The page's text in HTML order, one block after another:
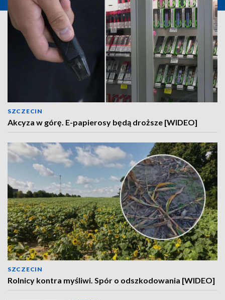
SZCZECIN
Akcyza w górę. E-papierosy będą droższe [WIDEO]
SZCZECIN
Rolnicy kontra myśliwi. Spór o odszkodowania [WIDEO]